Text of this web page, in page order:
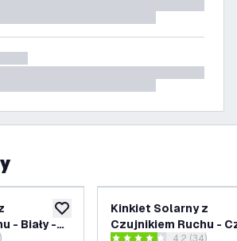
dodaj do listy życzeń
- Biały -
Kinkiet Solarny z
Czujnikiem Ruchu -